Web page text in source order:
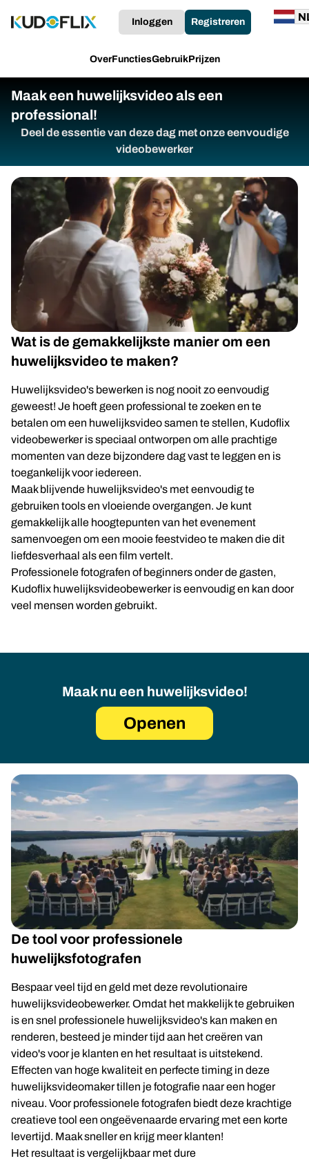
OverFunctiesGebruikPrijzen
Inloggen Registreren
Maak een huwelijksvideo als een
professional!
Deel de essentie van deze dag met onze eenvoudige
videobewerker
Wat is de gemakkelijkste manier om een
huwelijksvideo te maken?
Huwelijksvideo's bewerken is nog nooit zo eenvoudig
geweest! Je hoeft geen professional te zoeken en te
betalen om een huwelijksvideo samen te stellen, Kudoflix
videobewerker is speciaal ontworpen om alle prachtige
momenten van deze bijzondere dag vast te leggen en is
toegankelijk voor iedereen.
Maak blijvende huwelijksvideo's met eenvoudig te
gebruiken tools en vloeiende overgangen. Je kunt
gemakkelijk alle hoogtepunten van het evenement
samenvoegen om een mooie feestvideo te maken die dit
liefdesverhaal als een film vertelt.
Professionele fotografen of beginners onder de gasten,
Kudoflix huwelijksvideobewerker is eenvoudig en kan door
veel mensen worden gebruikt.
Maak nu een huwelijksvideo!
Openen
De tool voor professionele
huwelijksfotografen
Bespaar veel tijd en geld met deze revolutionaire
huwelijksvideobewerker. Omdat het makkelijk te gebruiken
is en snel professionele huwelijksvideo's kan maken en
renderen, besteed je minder tijd aan het creëren van
video's voor je klanten en het resultaat is uitstekend.
Effecten van hoge kwaliteit en perfecte timing in deze
huwelijksvideomaker tillen je fotografie naar een hoger
niveau. Voor professionele fotografen biedt deze krachtige
creatieve tool een ongeëvenaarde ervaring met een korte
levertijd. Maak sneller en krijg meer klanten!
Het resultaat is vergelijkbaar met dure